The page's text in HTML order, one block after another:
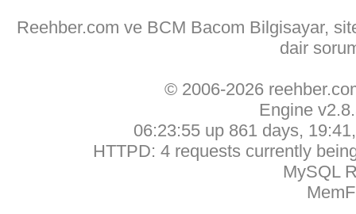
Reehber.com ve BCM Bacom Bilgisayar,
dair
© 2006-2026
Engine
06:23:55 up 861 days,
HTTPD: 4 requests currently
MySQL